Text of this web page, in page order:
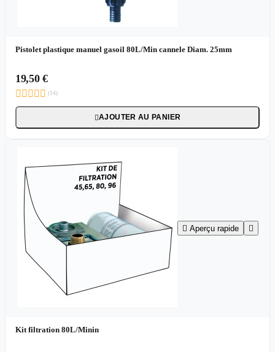
Pistolet plastique manuel gasoil 80L/Min cannele Diam. 25mm
19,50 €
     (14)
AJOUTER AU PANIER
 Aperçu rapide 
Kit filtration 80L/Minin